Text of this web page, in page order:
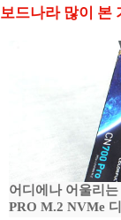
보드나라 많이 본
어디에나 어울리
PRO M.2 NVMe